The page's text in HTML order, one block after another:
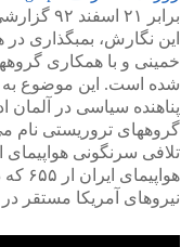
برابر ۲۱
این نگارش، بمبگذاری در
خمینی و با همکاری
شده است. این موضوع به
پناهنده سیاسی در
گروههای تروریستی نام
تلافی سرنگونی هواپیمای
نیروهای آمریکا مستقر